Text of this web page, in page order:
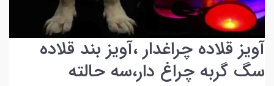
آویز قلاده چراغدار ،آویز بند قلاده
سگ گربه چراغ دار،سه حالته